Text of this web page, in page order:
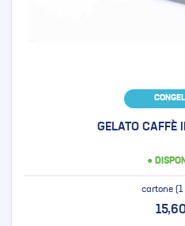
GELATO CAFFÈ
●
cartone (1